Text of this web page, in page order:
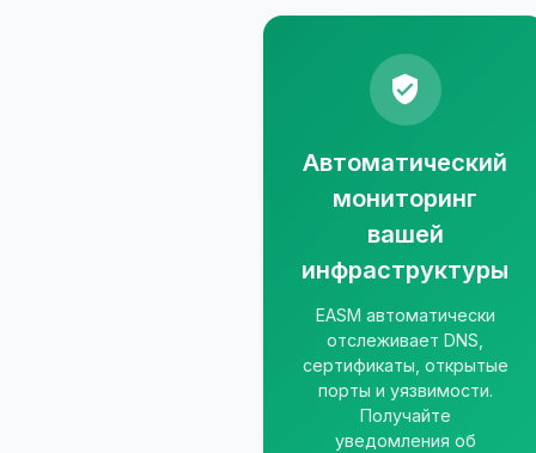
Автоматический
мониторинг
вашей
инфраструктуры
EASM автоматически
отслеживает DNS,
сертификаты, открытые
порты и уязвимости.
Получайте
уведомления об